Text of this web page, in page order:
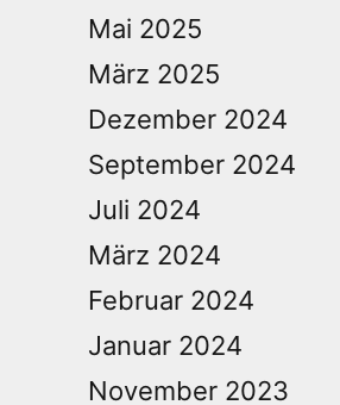
Mai 2025
März 2025
Dezember 2024
September 2024
Juli 2024
März 2024
Februar 2024
Januar 2024
November 2023